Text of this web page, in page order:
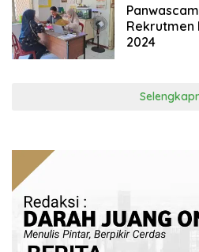
September 2024
Rekrutmen
2024